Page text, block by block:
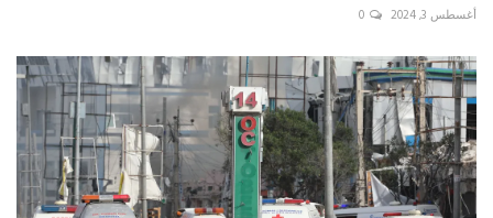
أغسطس 3, 2024 0